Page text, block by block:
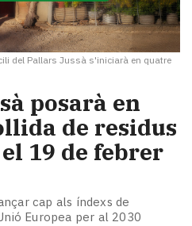
del Pallars Jussà s'iniciarà en quatre
posarà en
de residus
19 de febrer
cap als índexs de
Europea per al 2030